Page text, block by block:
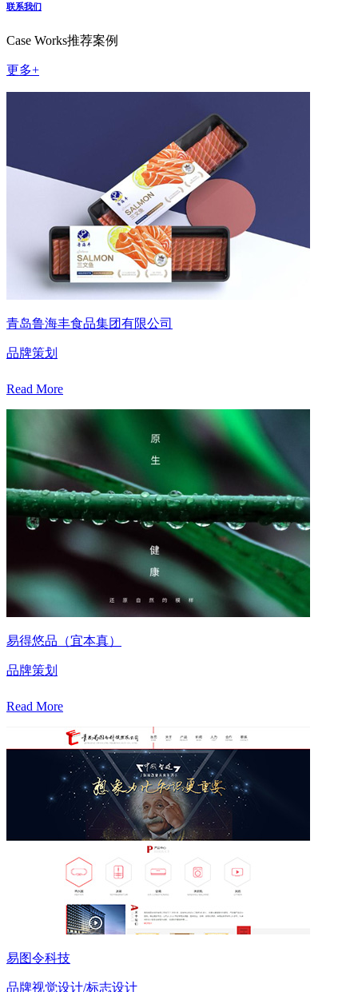
联系我们
Case Works推荐案例
更多+
青岛鲁海丰食品集团有限公司
品牌策划
Read More
易得悠品（宜本真）
品牌策划
Read More
易图令科技
品牌视觉设计/标志设计